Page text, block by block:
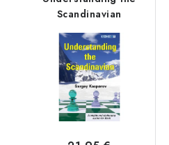
Scandinavian